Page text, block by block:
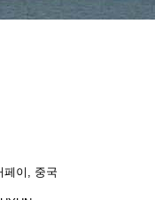
페이, 중국